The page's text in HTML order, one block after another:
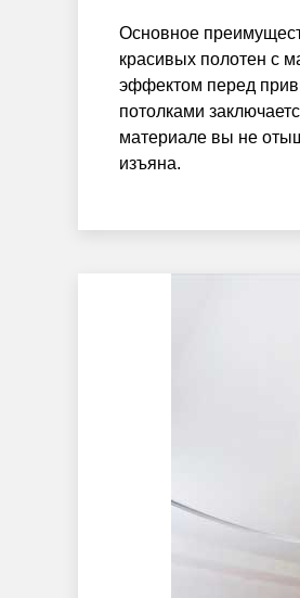
Основное
красивых полотен с
эффектом перед
потолками
материале вы не
изъяна.